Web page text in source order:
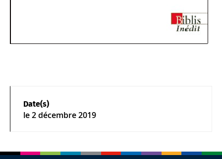
Date(s)
le2 décembre 2019